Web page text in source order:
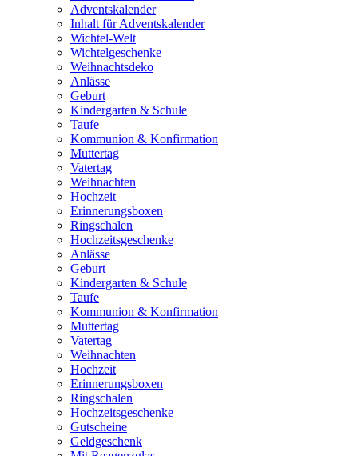
Adventskalender
Inhalt für Adventskalender
Wichtel-Welt
Wichtelgeschenke
Weihnachtsdeko
Anlässe
Geburt
Kindergarten & Schule
Taufe
Kommunion & Konfirmation
Muttertag
Vatertag
Weihnachten
Hochzeit
Erinnerungsboxen
Ringschalen
Hochzeitsgeschenke
Anlässe
Geburt
Kindergarten & Schule
Taufe
Kommunion & Konfirmation
Muttertag
Vatertag
Weihnachten
Hochzeit
Erinnerungsboxen
Ringschalen
Hochzeitsgeschenke
Gutscheine
Geldgeschenk